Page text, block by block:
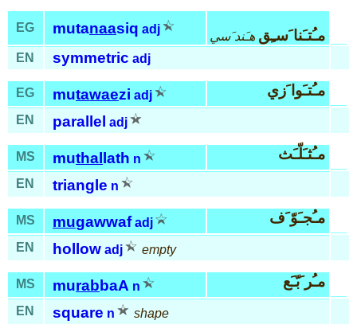
EG mutanaasiq adj مـُتـَنا َسـِق هـَند َسي
EN
symmetric adj
EG mutawaezi adj مـُتـَوا َزي
EN parallel adj
MS muthal lath n مـُثـَلّـَث
EN triangle n
MS mugawwaf adj مـُجـَوّ َف
EN hollow adj empty
MS murabbaA n مـُر َبّـَع
EN square n shape